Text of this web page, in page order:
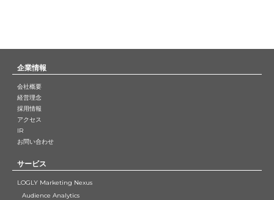
企業情報
会社概要
経営理念
採用情報
アクセス
IR
お問い合わせ
サービス
LOGLY Marketing Nexus
Audience Analytics